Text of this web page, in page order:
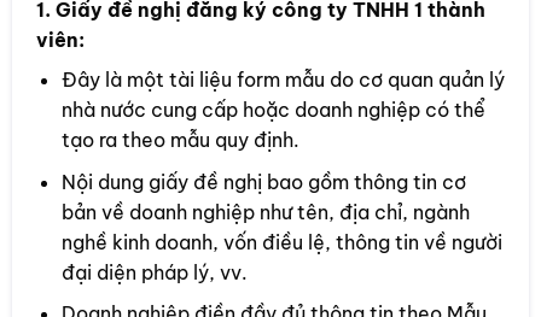
1. Giấy đề nghị đăng ký công ty TNHH 1 thành
viên:
Đây là một tài liệu form mẫu do cơ quan quản lý
nhà nước cung cấp hoặc doanh nghiệp có thể
tạo ra theo mẫu quy định.
Nội dung giấy đề nghị bao gồm thông tin cơ
bản về doanh nghiệp như tên, địa chỉ, ngành
nghề kinh doanh, vốn điều lệ, thông tin về người
đại diện pháp lý, vv.